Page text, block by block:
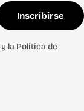
Inscribirse
y la Política de